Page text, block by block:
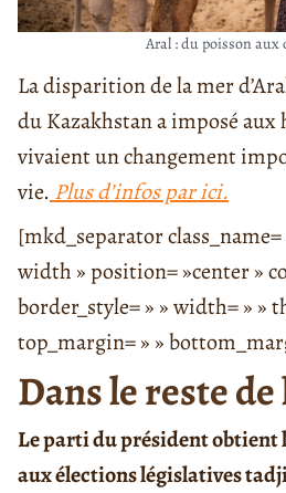
Aral : du poisson aux
La disparition de la mer
du Kazakhstan a imposé
vivaient un changement
vie. Plus d’infos par ici.
[mkd_separator
width » position= »center »
border_style= » » width= » »
top_margin= » »
Dans le reste de
Le parti du président obtient
aux élections législatives